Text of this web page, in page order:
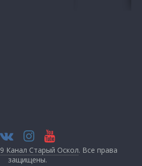
9 Канал Старый Оскол. Все права
защищены.